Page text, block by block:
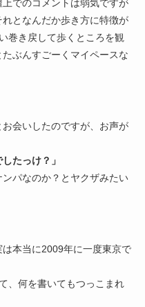
でのコメントは弱気ですが
となんだか歩き方に特徴が
巻き戻して歩くところを観
ぶんすごーくマイペースな
お会いしたのですが、お声が
たっけ？」
パなのか？とヤクザみたい
本当に2009年に一度東京で
、何を書いてもつっこまれ